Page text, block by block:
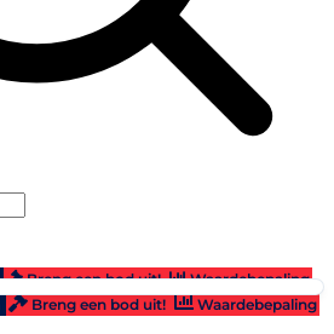
Breng een bod uit!
Waardebepaling
Breng een bod uit! Waardebepaling